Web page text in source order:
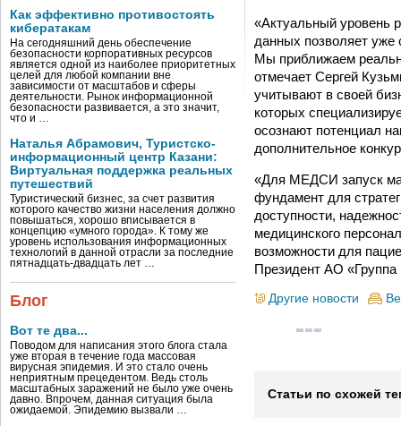
Как эффективно противостоять
кибератакам
На сегодняшний день обеспечение
безопасности корпоративных ресурсов
является одной из наиболее приоритетных
целей для любой компании вне
зависимости от масштабов и сферы
деятельности. Рынок информационной
безопасности развивается, а это значит,
что и …
Наталья Абрамович, Туристско-
информационный центр Казани:
Виртуальная поддержка реальных
путешествий
Туристический бизнес, за счет развития
которого качество жизни населения должно
повышаться, хорошо вписывается в
концепцию «умного города». К тому же
уровень использования информационных
технологий в данной отрасли за последние
пятнадцать-двадцать лет …
Блог
Вот те два...
Поводом для написания этого блога стала
уже вторая в течение года массовая
вирусная эпидемия. И это стало очень
неприятным прецедентом. Ведь столь
масштабных заражений не было уже очень
давно. Впрочем, данная ситуация была
ожидаемой. Эпидемию вызвали …
«Актуальный уровень
данных позволяет уже
Мы приближаем
отмечает Сергей
учитывают в своей
которых
осознают потенциал
дополнительное
«Для МЕДСИ запуск
фундамент для
доступности,
медицинского
возможности для
Президент АО
Другие новости
Статьи по схожей